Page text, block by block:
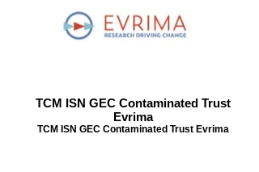
TCM ISN GEC Contaminated Trust
Evrima
TCM ISN GEC Contaminated Trust Evrima